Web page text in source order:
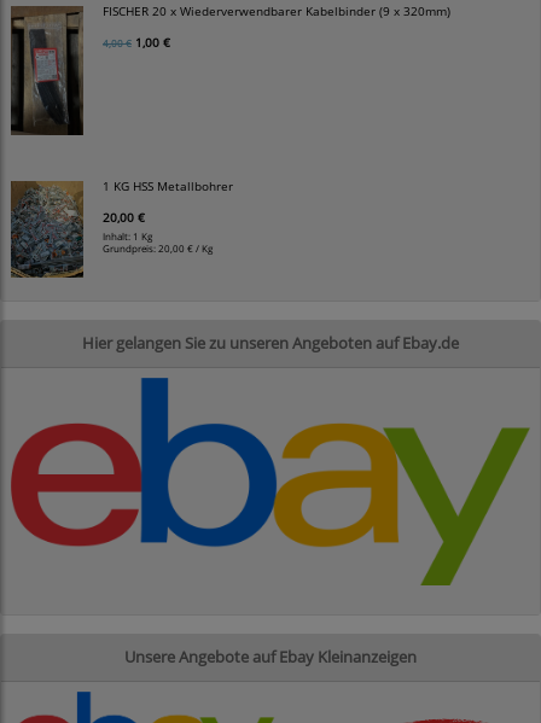
FISCHER 20 x Wiederverwendbarer Kabelbinder (9 x 320mm)
4,00 € 1,00 €
1 KG HSS Metallbohrer
20,00 €
Inhalt: 1 Kg
Grundpreis:20,00 € / Kg
Hier gelangen Sie zu unseren Angeboten auf Ebay.de
Unsere Angebote auf Ebay Kleinanzeigen